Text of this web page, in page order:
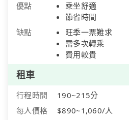
優點
乘坐舒適
節省時間
缺點
旺季一票難求
需多次轉乘
費用較貴
租車
行程時間
190~215分
每人價格
$890~1,060/人